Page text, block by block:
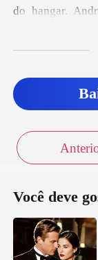
Baixar
boquiaberta
Você deve